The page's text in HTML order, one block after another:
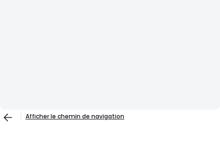
Afficher le chemin de navigation